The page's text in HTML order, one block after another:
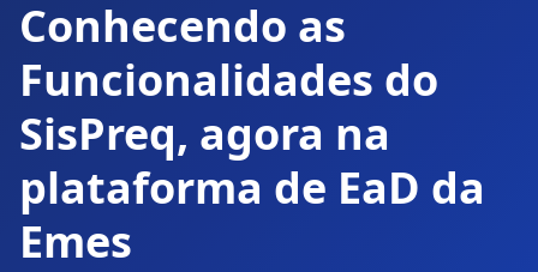
Conhecendo as
Funcionalidades do
SisPreq, agora na
plataforma de EaD da
Emes